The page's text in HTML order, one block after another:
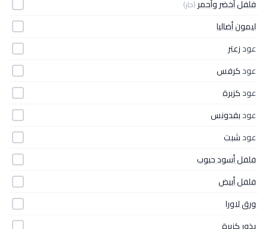
فلفل أخضر وأحمر (حار)
ليمون أضاليا
عودزعتر
عودكرفس
عودكزبرة
عودبقدونس
عودشبت
فلفل أسود حبوب
فلفل أبيض
ورق لاورا
بذور كزبرة